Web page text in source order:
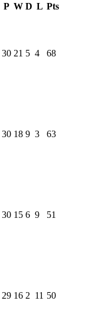
P W D L Pts
30 21 5 4 68
30 18 9 3 63
30 15 6 9 51
29 16 2 11 50